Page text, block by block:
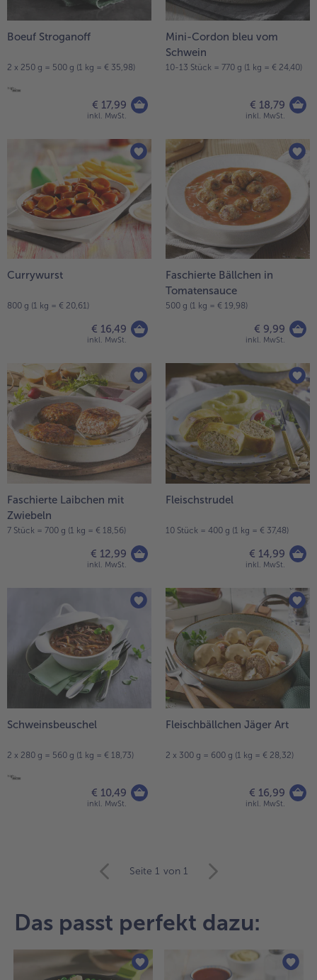
Boeuf Stroganoff
2 x 250 g = 500 g (1 kg = € 35,98)
€ 17,99
inkl. MwSt.
Mini-Cordon bleu vom
Schwein
10-13 Stück = 770 g (1 kg = € 24,40)
€ 18,79
inkl. MwSt.
Currywurst
800 g (1 kg = € 20,61)
€ 16,49
inkl. MwSt.
Faschierte Bällchen in
Tomatensauce
500 g (1 kg = € 19,98)
€ 9,99
inkl. MwSt.
Faschierte Laibchen mit
Zwiebeln
7 Stück = 700 g (1 kg = € 18,56)
€ 12,99
inkl. MwSt.
Fleischstrudel
10 Stück = 400 g (1 kg = € 37,48)
€ 14,99
inkl. MwSt.
Schweinsbeuschel
2 x 280 g = 560 g (1 kg = € 18,73)
€ 10,49
inkl. MwSt.
Fleischbällchen Jäger Art
2 x 300 g = 600 g (1 kg = € 28,32)
€ 16,99
inkl. MwSt.
Übersicht.
befinden
Seite 1 von 1
Das passt perfekt dazu: